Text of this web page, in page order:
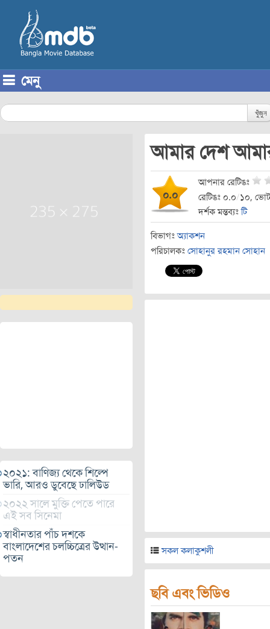
মেনু
খুঁজুন
২০২১: বাণিজ্য থেকে শিল্পে
ভারি, আরও ডুবেছে ঢালিউড
২০২২ সালে মুক্তি পেতে পারে
এই সব সিনেমা
স্বাধীনতার পাঁচ দশকে
বাংলাদেশের চলচ্চিত্রের উত্থান-
পতন
আমার দেশ
০.০
আপনার রেটিঙঃ
রেটিঙঃ ০.০/১০,
দর্শক মন্তব্যঃটি
বিভাগঃ অ্যাকশন
পরিচালকঃ সোহানুর রহমান সোহান
সকল কলাকুশলী
ছবি এবং ভিডিও